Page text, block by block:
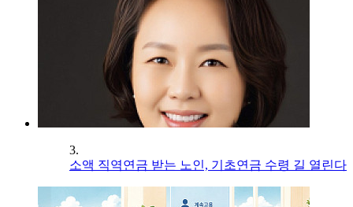
3.
소액 직역연금 받는 노인, 기초연금 수령 길 열린다